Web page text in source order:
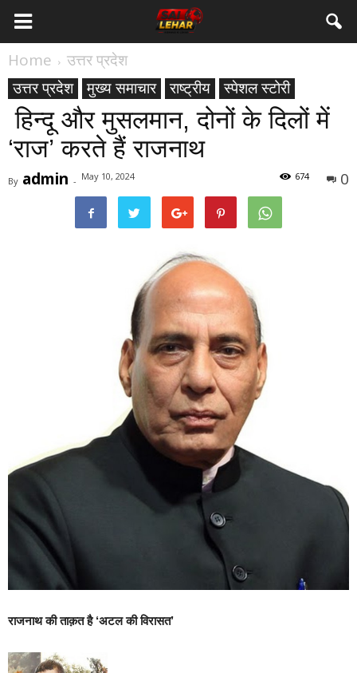
Home
उत्तर प्रदेश
उत्तर प्रदेश
मुख्य समाचार राष्ट्रीय स्पेशल स्टोरी
हिन्दू और मुसलमान, दोनों के दिलों में
‘राज’ करते हैं राजनाथ
By admin - May 10, 2024 0
674
राजनाथ की ताक़त है ‘अटल की विरासत’